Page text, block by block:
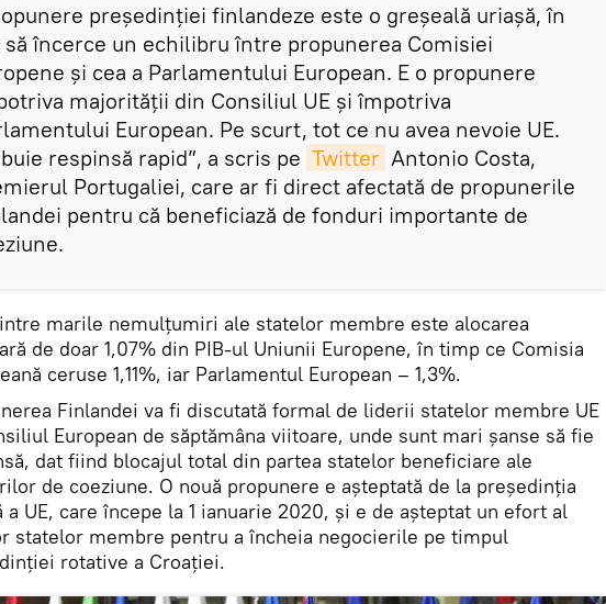
președinției finlandeze este o greșeală uriașă, în
să încerce un echilibru între propunerea Comisiei
și cea a Parlamentului European. E o propunere
majorității din Consiliul UE și împotriva
European. Pe scurt, tot ce nu avea nevoie UE.
respinsă rapid”, a scris pe Twitter Antonio Costa,
Portugaliei, care ar fi direct afectată de propunerile
pentru că beneficiază de fonduri importante de
marile nemulțumiri ale statelor membre este alocarea
de doar 1,07% din PIB-ul Uniunii Europene, în timp ce Comisia
ceruse 1,11%, iar Parlamentul European – 1,3%.
Finlandei va fi discutată formal de liderii statelor membre UE
European de săptămâna viitoare, unde sunt mari șanse să fie
dat fiind blocajul total din partea statelor beneficiare ale
de coeziune. O nouă propunere e așteptată de la președinția
a UE, care începe la 1 ianuarie 2020, și e de așteptat un efort al
statelor membre pentru a încheia negocierile pe timpul
rotative a Croației.